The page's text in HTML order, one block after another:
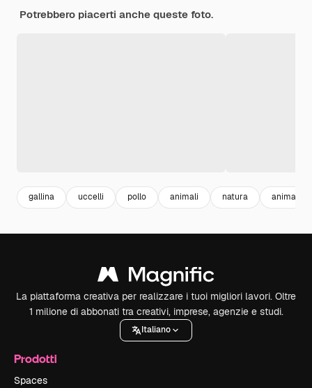
Potrebbero piacerti anche queste foto.
gallina uccelli pollo animali natura animali
La piattaforma creativa per realizzare i tuoi migliori lavori. Oltre
1 milione di abbonati tra creativi, imprese, agenzie e studi.
Italiano
Prodotti
Spaces